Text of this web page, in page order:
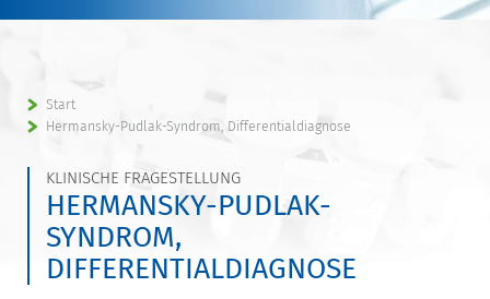
Start
Hermansky-Pudlak-Syndrom, Differentialdiagnose
KLINISCHE FRAGESTELLUNG
HERMANSKY-PUDLAK-
SYNDROM,
DIFFERENTIALDIAGNOSE